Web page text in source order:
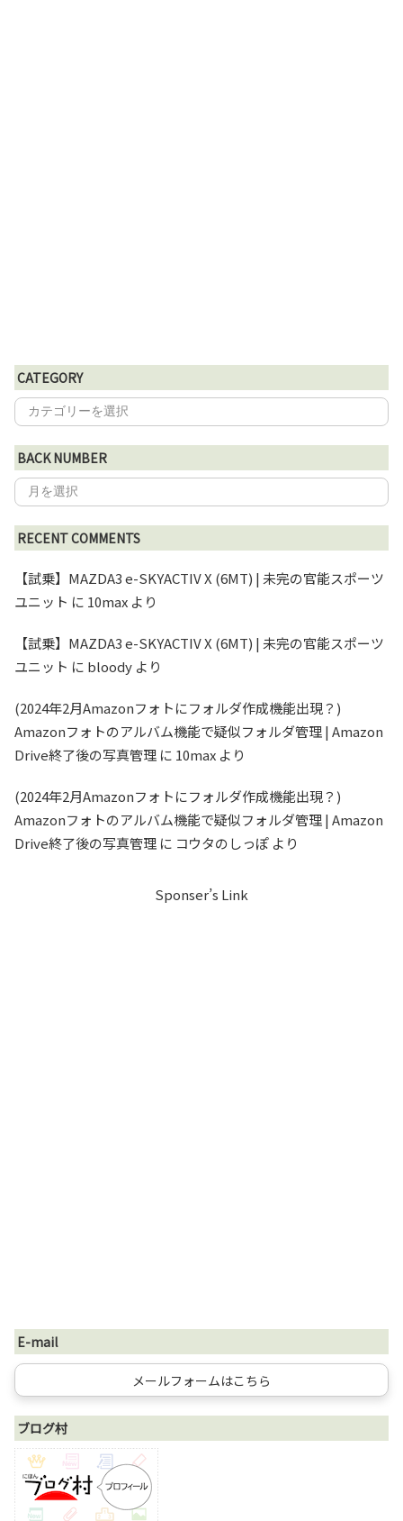
CATEGORY
BACK NUMBER
RECENT COMMENTS
【試乗】MAZDA3 e-SKYACTIV X (6MT) | 未完の官能スポーツ
ユニット に 10max より
【試乗】MAZDA3 e-SKYACTIV X (6MT) | 未完の官能スポーツ
ユニット に bloody より
(2024年2月Amazonフォトにフォルダ作成機能出現？)
Amazonフォトのアルバム機能で疑似フォルダ管理 | Amazon
Drive終了後の写真管理 に 10max より
(2024年2月Amazonフォトにフォルダ作成機能出現？)
Amazonフォトのアルバム機能で疑似フォルダ管理 | Amazon
Drive終了後の写真管理 に コウタのしっぽ より
Sponser’s Link
E-mail
メールフォームはこちら
ブログ村